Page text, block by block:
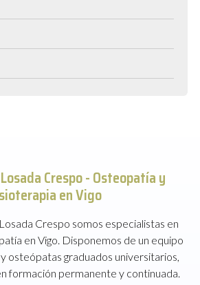
Crespo -Osteopatía y
en Vigo
Crespo somos especialistas en
en Vigo. Disponemos de un equipo
osteópatas graduados universitarios,
formación permanente y continuada.